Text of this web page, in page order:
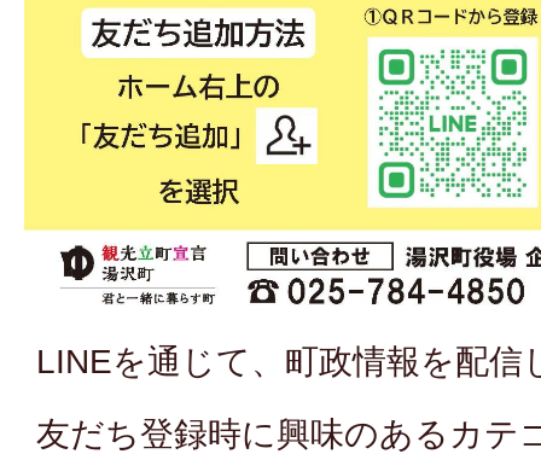
LINEを通じて、町政情報を配信
友だち登録時に興味のあるカテ